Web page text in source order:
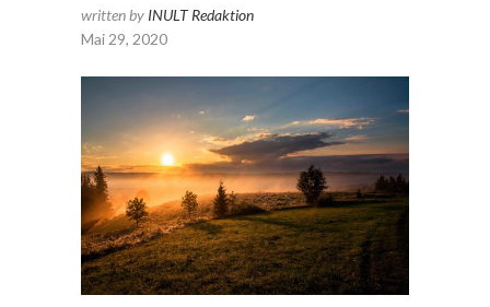
written by INULT Redaktion
Mai 29, 2020